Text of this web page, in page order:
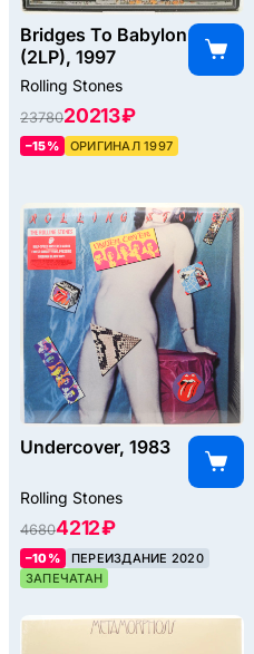
Bridges To Babylon
(2LP), 1997
Rolling Stones
2378020213 ₽
–15% ОРИГИНАЛ 1997
Undercover, 1983
Rolling Stones
46804212 ₽
–10%
ПЕРЕИЗДАНИЕ 2020
ЗАПЕЧАТАН